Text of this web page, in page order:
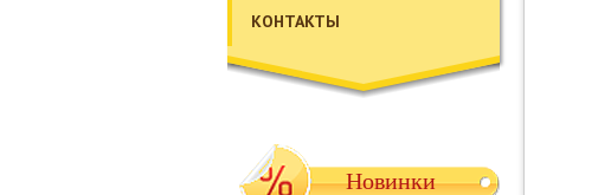
КОНТАКТЫ
Новинки